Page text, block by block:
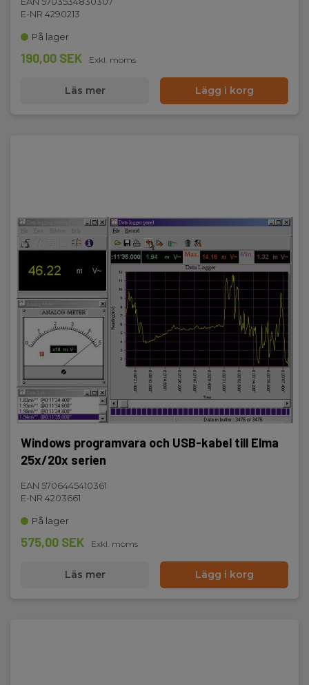
E-NR 4290213
På lager
190,00 SEK Exkl. moms
Läs mer Lägg i korg
Windows programvara och USB-kabel till Elma
25x/20x serien
EAN 5706445410361
E-NR 4203661
På lager
575,00 SEK Exkl. moms
Läs mer Lägg i korg